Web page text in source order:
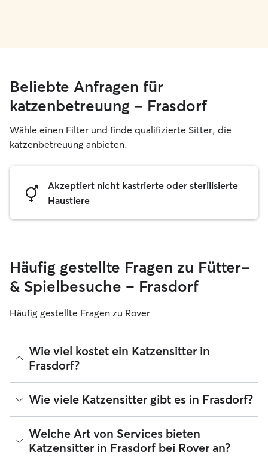
Beliebte Anfragen für
katzenbetreuung – Frasdorf
Wähle einen Filter und finde qualifizierte Sitter, die
katzenbetreuung anbieten.
Akzeptiert nicht kastrierte oder sterilisierte
Haustiere
Häufig gestellte Fragen zu Fütter-
& Spielbesuche – Frasdorf
Häufig gestellte Fragen zu Rover
Wie viel kostet ein Katzensitter in
Frasdorf?
Katzensitter können ihre Preise bei Rover frei festlegen. Die
durchschnittlichen Kosten für einen Rover-Katzensitter in
Frasdorf betragen seit August 2026 etwa 15 pro Nacht,
einschließlich der Servicegebühren von Rover. Der Preis
eines Katzensitters kann sich auch ändern, wenn du deine
Buchung an deine Bedürfnisse und die deiner Katze
Wie viele Katzensitter gibt es in Frasdorf?
Seit August 2026 gibt es 16 Katzensitter in Frasdorf. Du
kannst deine Suchergebnisse filtern, sortieren, deinen
Radius erweitern, Bewertungen lesen und Preise
vergleichen, um den perfekten Katzensitter in deiner Nähe
Welche Art von Services bieten
Katzensitter in Frasdorf bei Rover an?